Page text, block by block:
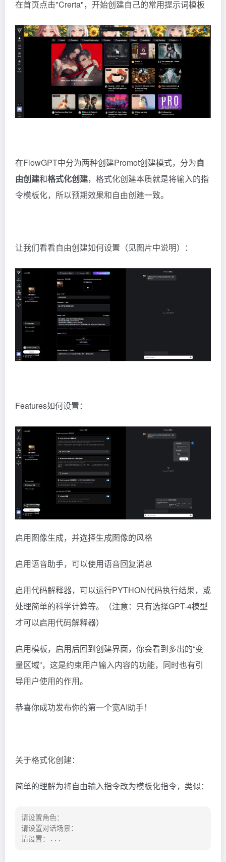
在首页点击"Crerta"，开始创建自己的常用提示词模板
在FlowGPT中分为两种创建Promot创建模式，分为自
由创建和格式化创建，格式化创建本质就是将输入的指
令模板化，所以预期效果和自由创建一致。
让我们看看自由创建如何设置（见图片中说明）：
Features如何设置：
启用图像生成，并选择生成图像的风格
启用语音助手，可以使用语音回复消息
启用代码解释器，可以运行PYTHON代码执行结果，或
处理简单的科学计算等。（注意：只有选择GPT-4模型
才可以启用代码解释器）
启用模板，启用后回到创建界面，你会看到多出的“变
量区域”，这是约束用户输入内容的功能，同时也有引
导用户使用的作用。
恭喜你成功发布你的第一个宽AI助手！
关于格式化创建：
简单的理解为将自由输入指令改为模板化指令，类似：
请设置角色：
请设置对话场景：
请设置：...